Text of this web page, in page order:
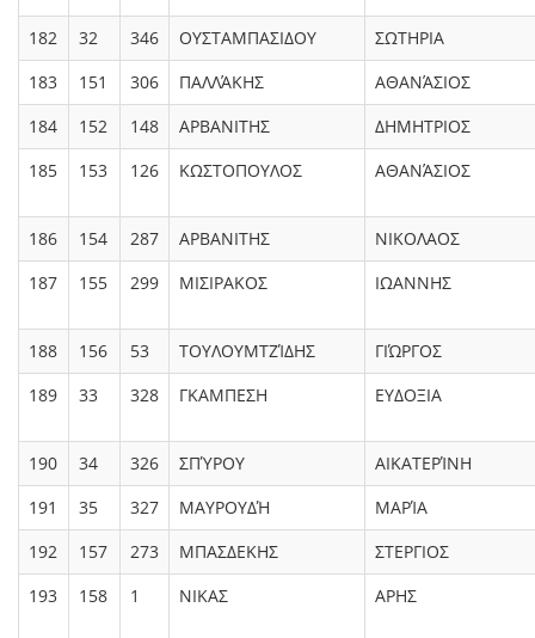
182 32 346 ΟΥΣΤΑΜΠΑΣΙΔΟΥ
ΣΩΤΗΡΙΑ
183
151 306 ΠΑΛΛΆΚΗΣ
ΑΘΑΝΆΣΙΟΣ
184
152 148 ΑΡΒΑΝΙΤΗΣ
ΔΗΜΗΤΡΙΟΣ
185
153 126 ΚΩΣΤΟΠΟΥΛΟΣ ΑΘΑΝΆΣΙΟΣ
186 154 287 ΑΡΒΑΝΙΤΗΣ
ΝΙΚΟΛΑΟΣ
187
155 299 ΜΙΣΙΡΑΚΟΣ ΙΩΑΝΝΗΣ
188 156 53 ΤΟΥΛΟΥΜΤΖΊΔΗΣ
ΓΙΏΡΓΟΣ
189
33 328 ΓΚΑΜΠΕΣΗ ΕΥΔΟΞΙΑ
190 34 326 ΣΠΎΡΟΥ
ΑΙΚΑΤΕΡΊΝΗ
191
35 327 ΜΑΥΡΟΥΔΉ
ΜΑΡΊΑ
192
157 273 ΜΠΑΣΔΕΚΗΣ
ΣΤΕΡΓΙΟΣ
193
158 1 ΝΙΚΑΣ ΑΡΗΣ